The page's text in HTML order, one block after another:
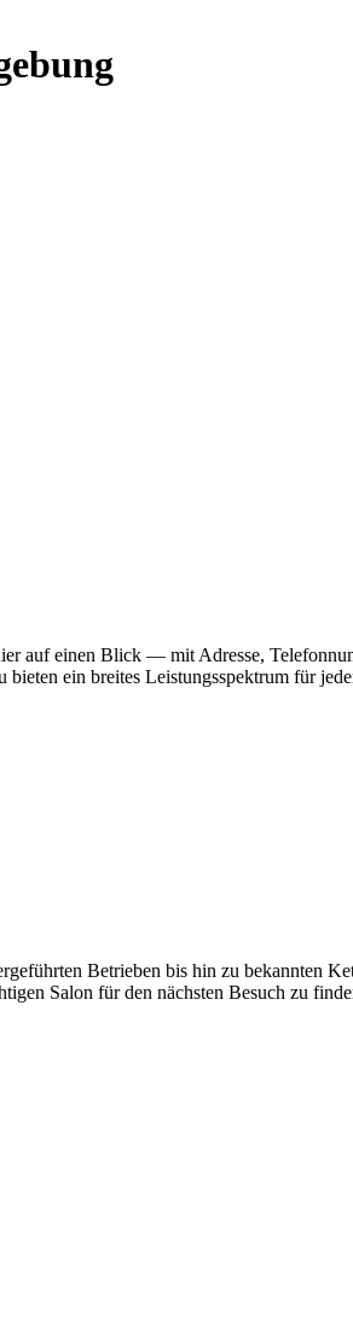
auf einen Blick — mit Adresse,
ein breites Leistungsspektrum für
Betrieben bis hin zu bekannten
Salon für den nächsten Besuch zu